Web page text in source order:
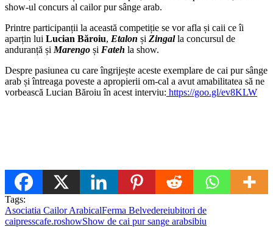
show-ul concurs al cailor pur sânge arab.
Printre participanții la această competiție se vor afla și caii ce îi
aparțin lui Lucian Băroiu, Etalon și Zingalla concursul de
anduranță și Marengo și Fateh la show.
Despre pasiunea cu care îngrijește aceste exemplare de cai pur sânge
arab și întreaga poveste a apropierii om-cal a avut amabilitatea să ne
vorbească Lucian Băroiu în acest interviu: https://goo.gl/ev8KLW
Tags:
Asociatia Cailor ArabicalFerma Belvedereiubitori de
caipresscafe.roshowShow de cai pur sange arabsibiu